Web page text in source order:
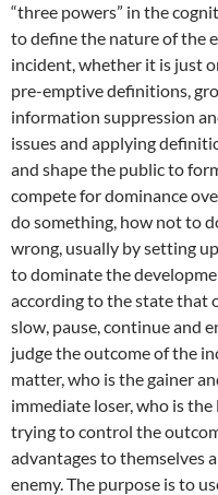
“three powers” in the
to define the nature of the
incident, whether it is just
pre-emptive definitions,
information suppression
issues and applying
and shape the public to
compete for dominance
do something, how not to
wrong, usually by setting
to dominate the
according to the state that
slow, pause, continue and
judge the outcome of the
matter, who is the gainer
immediate loser, who is
trying to control the
advantages to themselves
enemy. The purpose is to